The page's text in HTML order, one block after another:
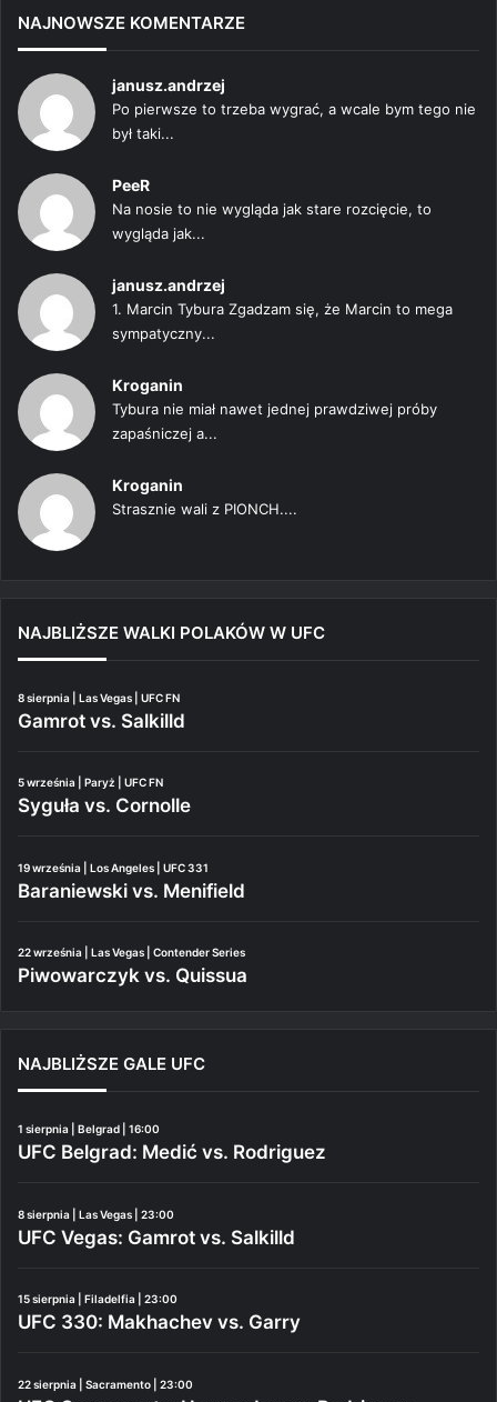
NAJNOWSZE KOMENTARZE
janusz.andrzej
Po pierwsze to trzeba wygrać, a wcale bym tego nie
był taki...
PeeR
Na nosie to nie wygląda jak stare rozcięcie, to
wygląda jak...
janusz.andrzej
1. Marcin Tybura Zgadzam się, że Marcin to mega
sympatyczny...
Kroganin
Tybura nie miał nawet jednej prawdziwej próby
zapaśniczej a...
Kroganin
Strasznie wali z PIONCH....
NAJBLIŻSZE WALKI POLAKÓW W UFC
8 sierpnia | Las Vegas | UFC FN
Gamrot vs. Salkilld
5 września | Paryż | UFC FN
Syguła vs. Cornolle
19 września | Los Angeles | UFC 331
Baraniewski vs. Menifield
22 września | Las Vegas | Contender Series
Piwowarczyk vs. Quissua
NAJBLIŻSZE GALE UFC
1 sierpnia | Belgrad | 16:00
UFC Belgrad: Medić vs. Rodriguez
8 sierpnia | Las Vegas | 23:00
UFC Vegas: Gamrot vs. Salkilld
15 sierpnia | Filadelfia | 23:00
UFC 330: Makhachev vs. Garry
22 sierpnia | Sacramento | 23:00